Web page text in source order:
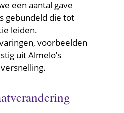
een aantal gave
gebundeld die tot
leiden.
voorbeelden
uit Almelo’s